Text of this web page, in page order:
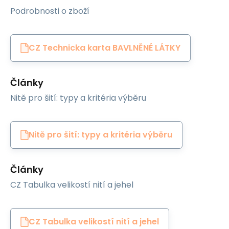
Podrobnosti o zboží
CZ Technicka karta BAVLNĚNÉ LÁTKY
Články
Nitě pro šití: typy a kritéria výběru
Nitě pro šití: typy a kritéria výběru
Články
CZ Tabulka velikostí nití a jehel
CZ Tabulka velikostí nití a jehel